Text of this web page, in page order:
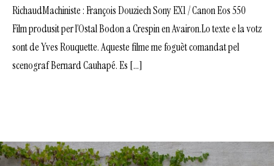
RichaudMachiniste : François Douziech Sony EX1 / Canon Eos 550
Film produsit per l’Ostal Bodon a Crespin en Avairon.Lo texte e la votz
sont de Yves Rouquette. Aqueste filme me foguèt comandat pel
scenograf Bernard Cauhapé. Es […]